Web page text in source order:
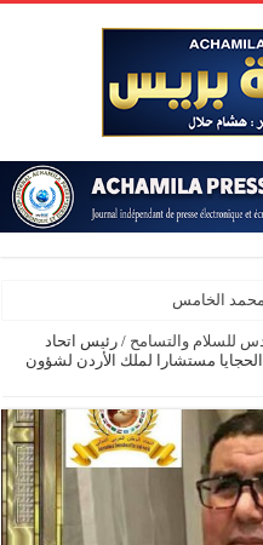
محمد الخامس
للسلام والتسامح / رئيس اتحاد
مستشارا لملك الأردن لشؤون